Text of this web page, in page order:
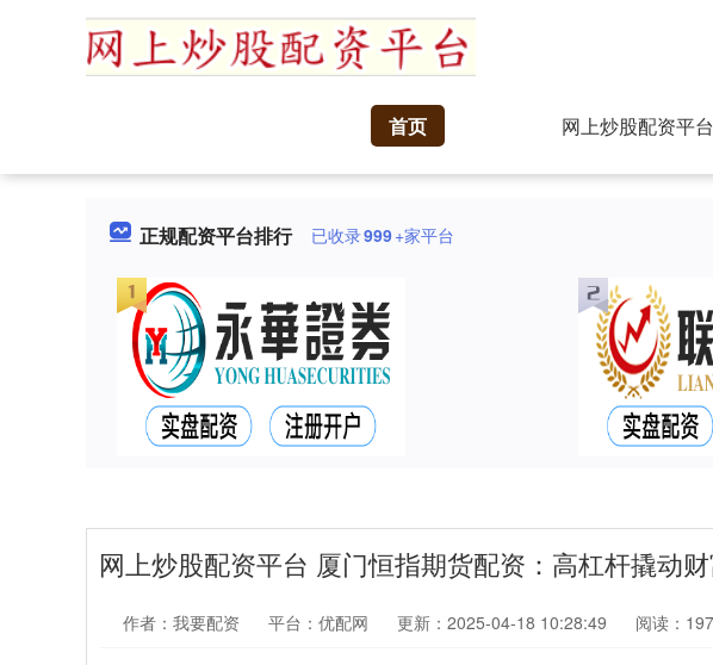
首页 网上炒股配资平台
正规配资平台排行 已收录999+家平台
网上炒股配资平台 厦门恒指期货配资：高杠杆撬动
作者：我要配资 平台：优配网 更新：2025-04-18 10:28:49 阅读：197